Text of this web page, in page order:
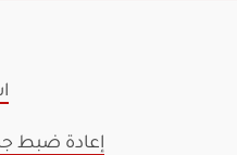
9. إعادة ضبط